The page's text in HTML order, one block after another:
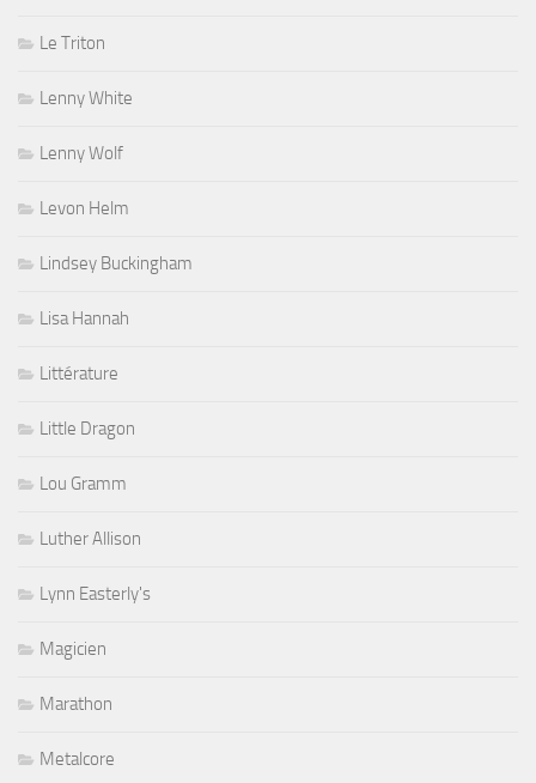
Le Triton
Lenny White
Lenny Wolf
Levon Helm
Lindsey Buckingham
Lisa Hannah
Littérature
Little Dragon
Lou Gramm
Luther Allison
Lynn Easterly's
Magicien
Marathon
Metalcore